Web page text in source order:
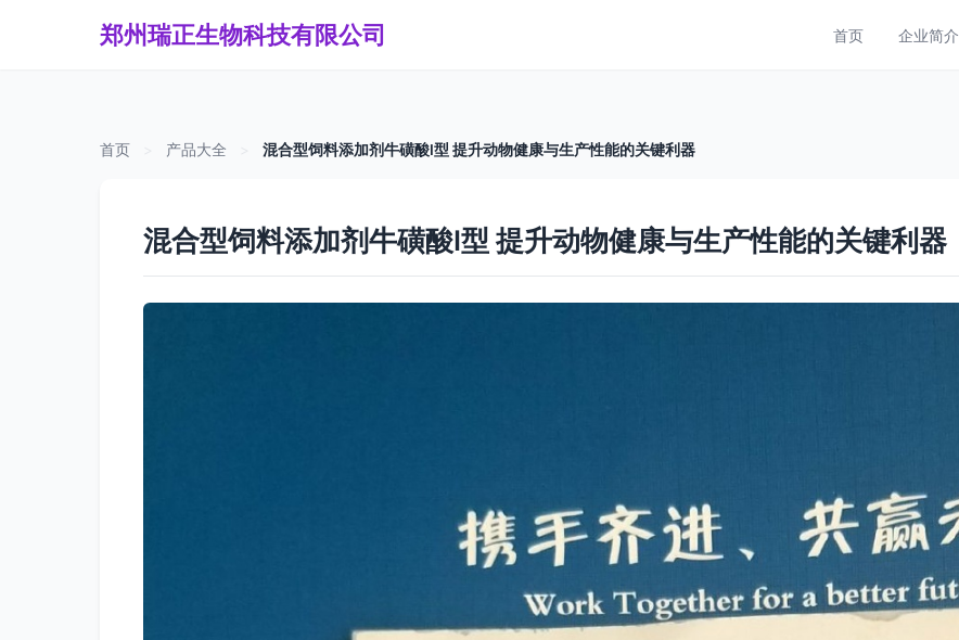
郑州瑞正生物科技有限公司 首页 企业简介
首页 产品大全 混合型饲料添加剂牛磺酸Ⅰ型 提升动物健康与生产性能的关键利器
混合型饲料添加剂牛磺酸Ⅰ型 提升动物健康与生产性能的关键利器